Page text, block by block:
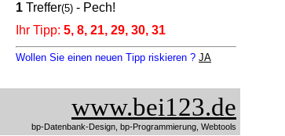
1 Treffer(5) - Pech!
Ihr Tipp: 5, 8, 21, 29, 30, 31
Wollen Sie einen neuen Tipp riskieren ? JA
www.bei123.de
bp-Datenbank-Design, bp-Programmierung, Webtools